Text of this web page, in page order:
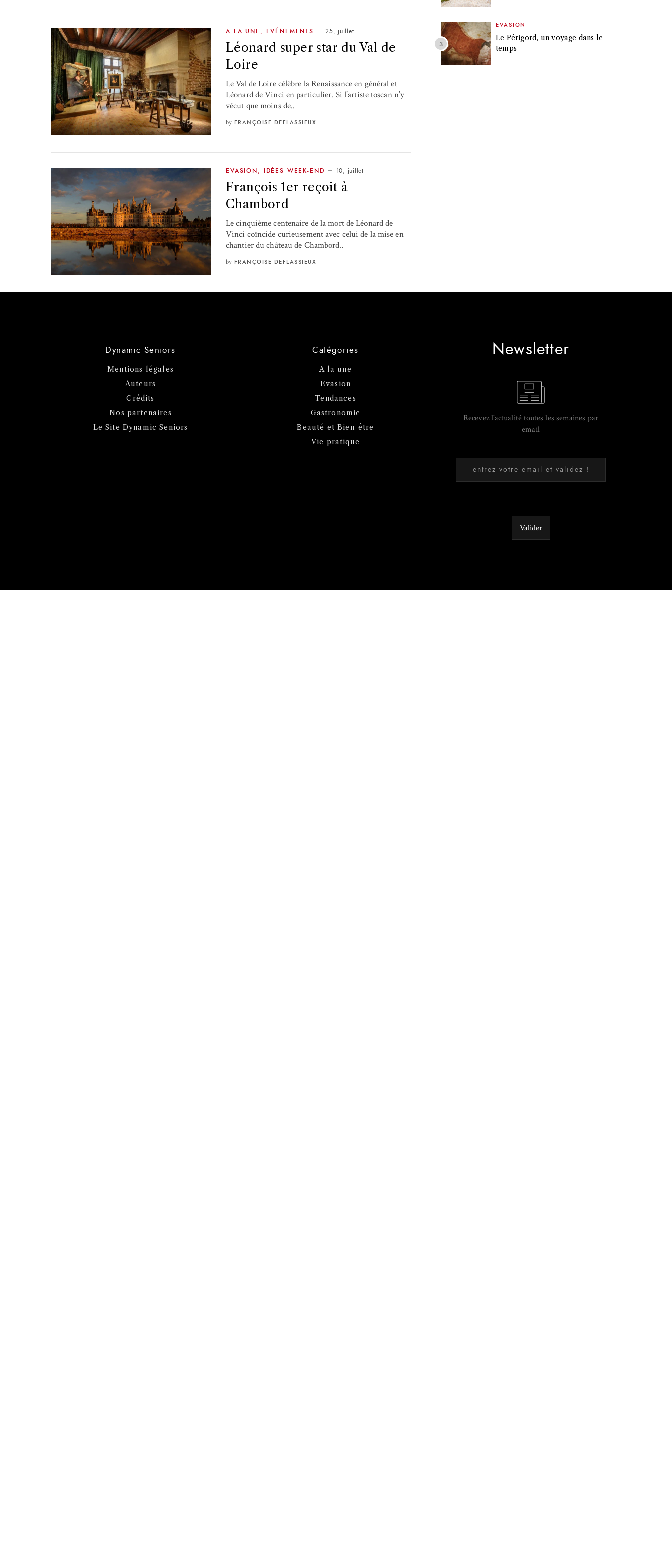
A LA UNE EVÉNEMENTS 25, juillet
Léonard super star du Val de
Loire
Le Val de Loire célèbre la Renaissance en général et
Léonard de Vinci en particulier. Si l’artiste toscan n’y
vécut que moins de..
by FRANÇOISE DEFLASSIEUX
EVASION IDÉES WEEK-END 10, juillet
François 1er reçoit à
Chambord
Le cinquième centenaire de la mort de Léonard de
Vinci coïncide curieusement avec celui de la mise en
chantier du château de Chambord..
by FRANÇOISE DEFLASSIEUX
EVASION
Le Périgord, un voyage dans le
temps
Dynamic Seniors
Mentions légales
Auteurs
Crédits
Nos partenaires
Le Site Dynamic Seniors
Catégories
A la une
Evasion
Tendances
Gastronomie
Beauté et Bien-être
Vie pratique
Newsletter
Recevez l'actualité toutes les semaines par
email